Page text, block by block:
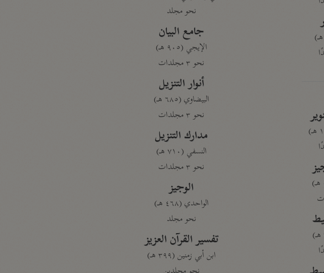
نحو مجلد
جامع البيان
الإيجي (٩٠٥ هـ)
نحو ٣ مجلدات
أنوار التنزيل
البيضاوي (٦٨٥ هـ)
نحو ٣ مجلدات
مدارك التنزيل
النسفي (٧١٠ هـ)
نحو ٣ مجلدات
الوجيز
الواحدي (٤٦٨ هـ)
نحو مجلد
تفسير القرآن العزيز
ابن أبي زمنين (٣٩٩ هـ)